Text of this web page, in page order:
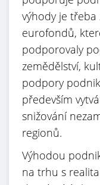
výhody je
eurofondů,
podporovaly
zemědělství,
podpory
především
snižování
regionů.
Výhodou
na trhu s